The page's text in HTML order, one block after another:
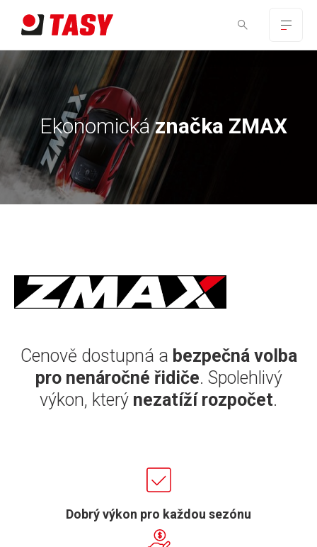
Ekonomickáznačka ZMAX
Cenově dostupná a bezpečná volba
pro nenáročné řidiče. Spolehlivý
výkon, který nezatíží rozpočet.
Dobrý výkon pro každou sezónu